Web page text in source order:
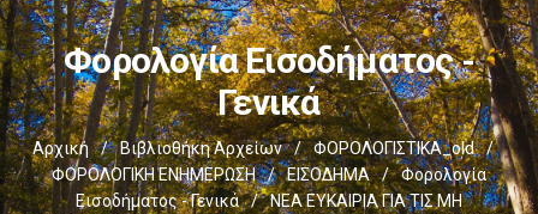
Φορολογία Εισοδήματος -
Γενικά
Αρχική / Βιβλιοθήκη Αρχείων / ΦΟΡΟΛΟΓΙΣΤΙΚΑ_old
/
ΦΟΡΟΛΟΓΙΚΗ ΕΝΗΜΕΡΩΣΗ
/ ΕΙΣΟΔΗΜΑ /
Φορολογία
Εισοδήματος - Γενικά
/
ΝΕΑ ΕΥΚΑΙΡΙΑ ΓΙΑ ΤΙΣ ΜΗ